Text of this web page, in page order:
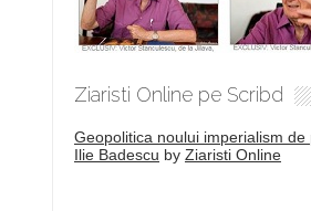
Ziaristi Online pe Scribd
Geopolitica noului imperialism de
Ilie Badescu by Ziaristi Online